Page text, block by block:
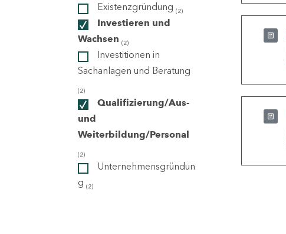
Existenzgründung (2)
Investieren und
Wachsen (2)
Investitionen in
Sachanlagen und Beratung
(2)
Qualifizierung/Aus-
und
Weiterbildung/Personal
(2)
Unternehmensgründun
g (2)